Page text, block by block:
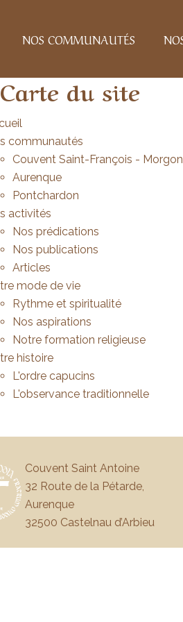
NOS COMMUNAUTÉS
Carte du site
communautés
Couvent Saint-François - Morgon
Aurenque
Pontchardon
activités
Nos prédications
Nos publications
Articles
mode de vie
Rythme et spiritualité
Nos aspirations
Notre formation religieuse
histoire
L'ordre capucins
L'observance traditionnelle
Couvent Saint Antoine
32 Route de la Pétarde,
Aurenque
32500 Castelnau d’Arbieu